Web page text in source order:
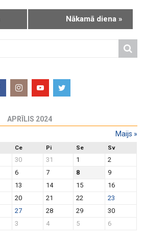
Nākamā diena »
APRĪLIS 2024
Maijs »
Ce Pi Se Sv
30 31 1
2
6 7 8
9
13 14 15
16
20 21 22
23
27 28 29
30
3 4 5 6